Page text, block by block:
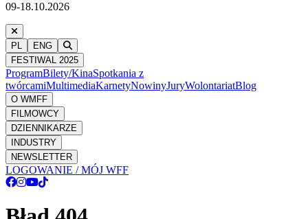
09-18.10.2026
PL
ENG
FESTIWAL 2025
ProgramBilety/KinaSpotkania z
twórcamiMultimediaKarnetyNowinyJuryWolontariatBlog
O WMFF
FILMOWCY
DZIENNIKARZE
INDUSTRY
NEWSLETTER
LOGOWANIE / MÓJ WFF